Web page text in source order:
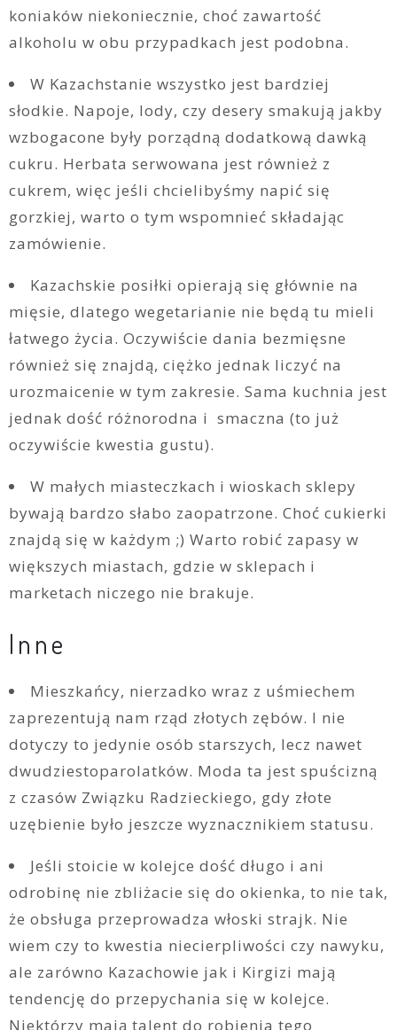
koniaków niekoniecznie, choć zawartość
alkoholu w obu przypadkach jest podobna.
W Kazachstanie wszystko jest bardziej
słodkie. Napoje, lody, czy desery smakują jakby
wzbogacone były porządną dodatkową dawką
cukru. Herbata serwowana jest również z
cukrem, więc jeśli chcielibyśmy napić się
gorzkiej, warto o tym wspomnieć składając
zamówienie.
Kazachskie posiłki opierają się głównie na
mięsie, dlatego wegetarianie nie będą tu mieli
łatwego życia. Oczywiście dania bezmięsne
również się znajdą, ciężko jednak liczyć na
urozmaicenie w tym zakresie. Sama kuchnia jest
jednak dość różnorodna i smaczna (to już
oczywiście kwestia gustu).
W małych miasteczkach i wioskach sklepy
bywają bardzo słabo zaopatrzone. Choć cukierki
znajdą się w każdym ;) Warto robić zapasy w
większych miastach, gdzie w sklepach i
marketach niczego nie brakuje.
Inne
Mieszkańcy, nierzadko wraz z uśmiechem
zaprezentują nam rząd złotych zębów. I nie
dotyczy to jedynie osób starszych, lecz nawet
dwudziestoparolatków. Moda ta jest spuścizną
z czasów Związku Radzieckiego, gdy złote
uzębienie było jeszcze wyznacznikiem statusu.
Jeśli stoicie w kolejce dość długo i ani
odrobinę nie zbliżacie się do okienka, to nie tak,
że obsługa przeprowadza włoski strajk. Nie
wiem czy to kwestia niecierpliwości czy nawyku,
ale zarówno Kazachowie jak i Kirgizi mają
tendencję do przepychania się w kolejce.
Niektórzy mają talent do robienia tego